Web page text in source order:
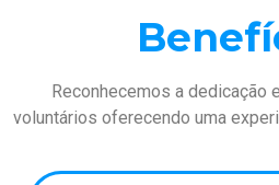
Reconhecemos a dedicação
voluntários oferecendo uma